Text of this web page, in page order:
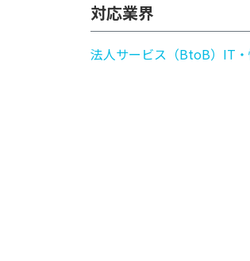
対応業界
法人サービス（BtoB） IT